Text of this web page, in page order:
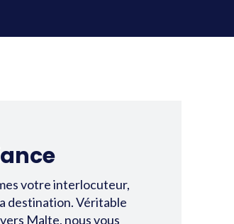
votre interlocuteur,
destination. Véritable
Malte, nous vous